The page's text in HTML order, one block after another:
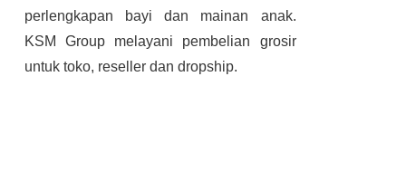
perlengkapan bayi dan mainan anak.
KSM Group melayani pembelian grosir
untuk toko, reseller dan dropship.